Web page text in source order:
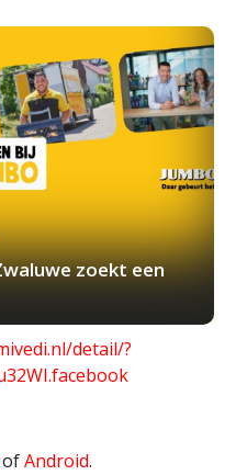
zoekt een
detail/?
ofAndroid.